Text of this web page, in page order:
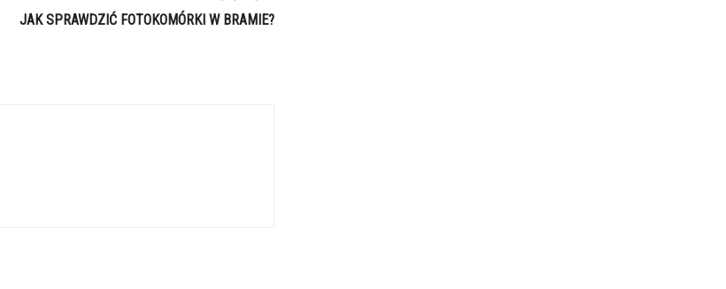
JAK SPRAWDZIĆ FOTOKOMÓRKI W BRAMIE?